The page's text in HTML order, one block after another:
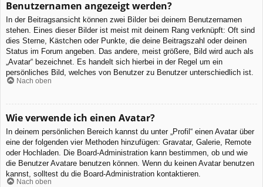
Benutzernamen angezeigt werden?
In der Beitragsansicht können zwei Bilder bei deinem Benutzernamen
stehen. Eines dieser Bilder ist meist mit deinem Rang verknüpft: Oft sind
dies Sterne, Kästchen oder Punkte, die deine Beitragszahl oder deinen
Status im Forum angeben. Das andere, meist größere, Bild wird auch als
„Avatar“ bezeichnet. Es handelt sich hierbei in der Regel um ein
persönliches Bild, welches von Benutzer zu Benutzer unterschiedlich ist.
Nach oben
Wie verwende ich einen Avatar?
In deinem persönlichen Bereich kannst du unter „Profil“ einen Avatar über
eine der folgenden vier Methoden hinzufügen: Gravatar, Galerie, Remote
oder Hochladen. Die Board-Administration kann bestimmen, ob und wie
die Benutzer Avatare benutzen können. Wenn du keinen Avatar benutzen
kannst, solltest du die Board-Administration kontaktieren.
Nach oben